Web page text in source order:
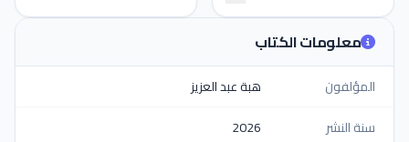
معلومات الكتاب
المؤلفون
هبة عبد العزيز
سنة النشر
2026